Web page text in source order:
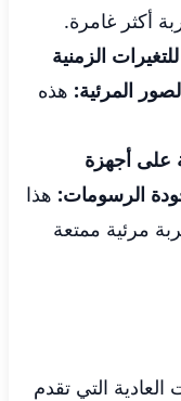
أكثر غامرة.
الزمنية
المرئية: هذه
على أجهزة
الرسومات: هذا
مرئية ممتعة
العادية التي تقدم